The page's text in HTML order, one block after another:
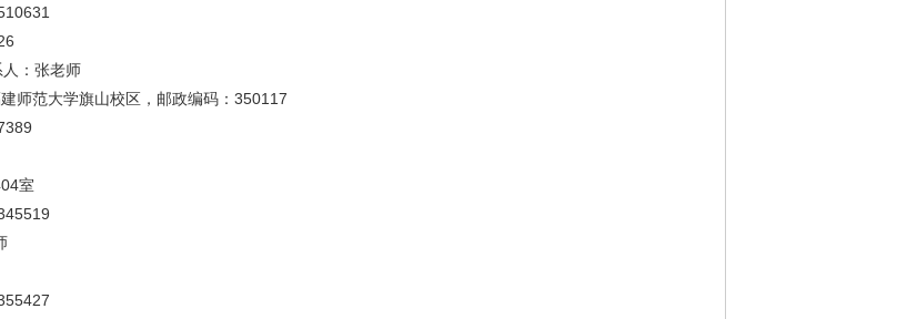
：张老师
师范大学旗山校区，邮政编码：350117
室